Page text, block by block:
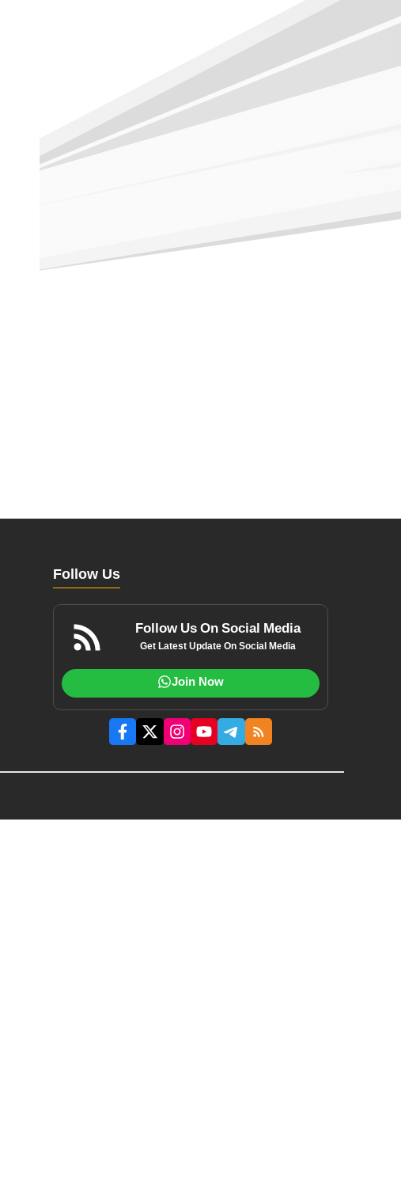
Follow Us
Follow Us On Social Media
Get Latest Update On Social Media
Join Now